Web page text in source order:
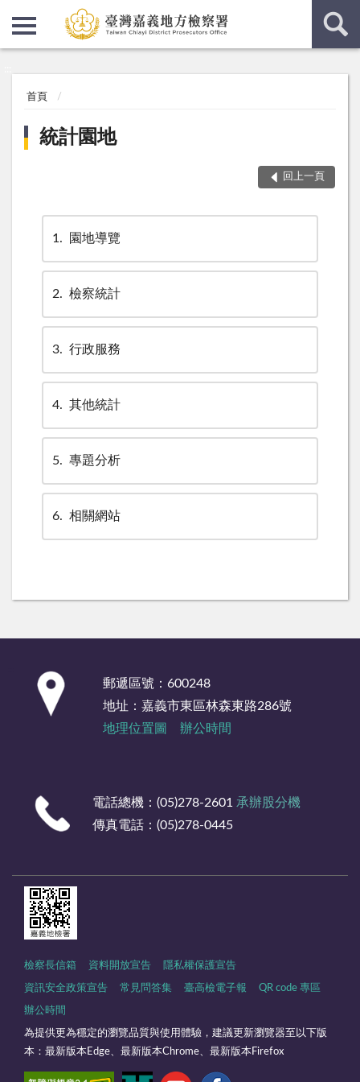
首頁
統計園地
回上一頁
1 園地導覽
2 檢察統計
3 行政服務
4 其他統計
5 專題分析
6 相關網站
郵遞區號：600248
地址：嘉義市東區林森東路286號
地理位置圖
辦公時間
電話總機：(05)278-2601 承辦股分機
傳真電話：(05)278-0445
檢察長信箱 資料開放宣告 隱私權保護宣告
資訊安全政策宣告 常見問答集 臺高檢電子報 QR code 專區
辦公時間
為提供更為穩定的瀏覽品質與使用體驗，建議更新瀏覽器至以下版
本：最新版本Edge、最新版本Chrome、最新版本Firefox